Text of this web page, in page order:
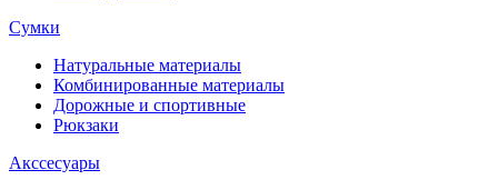
Сумки
Натуральные материалы
Комбинированные материалы
Дорожные и спортивные
Рюкзаки
Акссесуары